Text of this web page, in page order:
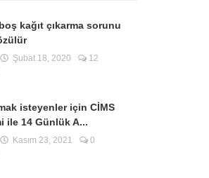
kağıt çıkarma sorunu
Şubat 18, 2020
12
isteyenler için CİMS
ile 14 Günlük A...
Kasım 23, 2021
0